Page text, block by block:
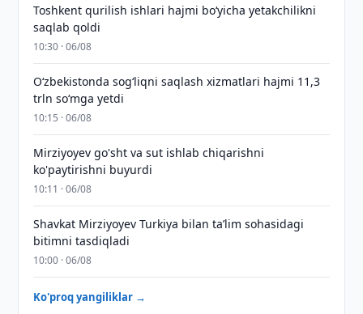
Toshkent qurilish ishlari hajmi bo‘yicha yetakchilikni
saqlab qoldi
10:30 · 06/08
O‘zbekistonda sog‘liqni saqlash xizmatlari hajmi 11,3
trln so‘mga yetdi
10:15 · 06/08
Mirziyoyev go'sht va sut ishlab chiqarishni
ko'paytirishni buyurdi
10:11 · 06/08
Shavkat Mirziyoyev Turkiya bilan taʼlim sohasidagi
bitimni tasdiqladi
10:00 · 06/08
Ko'proq yangiliklar →